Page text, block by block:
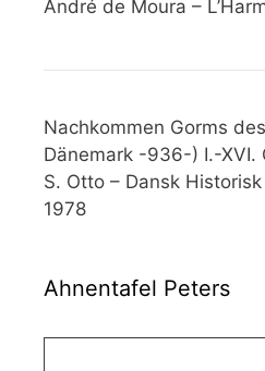
André de Moura –
Nachkommen Gorms
Dänemark -936-) I.-XVI.
S. Otto – Dansk
1978
Ahnentafel Peters